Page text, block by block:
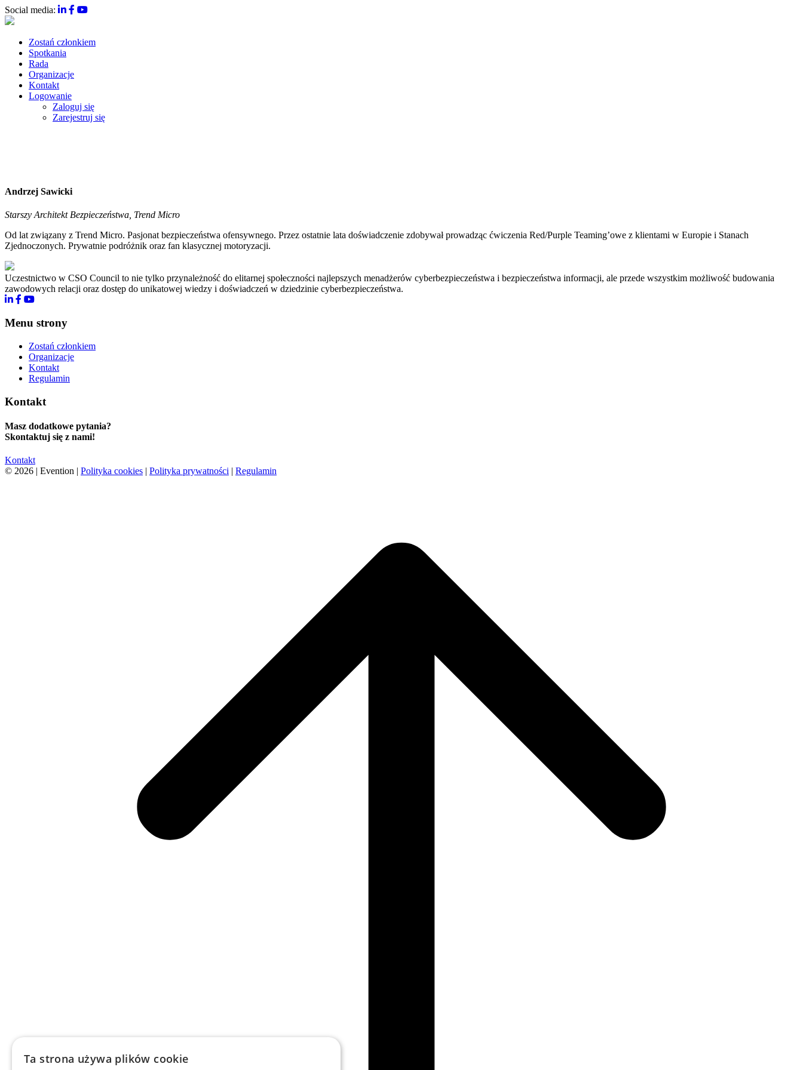
Social media:
Zostań członkiem
Spotkania
Rada
Organizacje
Kontakt
Logowanie
Zaloguj się
Zarejestruj się
Andrzej Sawicki
Starszy Architekt Bezpieczeństwa, Trend Micro
Od lat związany z Trend Micro. Pasjonat bezpieczeństwa ofensywnego. Przez ostatnie lata doświadczenie zdobywał prowadząc ćwiczenia Red/Purple Teaming’owe z klientami w Europie i Stanach
Zjednoczonych. Prywatnie podróżnik oraz fan klasycznej motoryzacji.
Uczestnictwo w CSO Council to nie tylko przynależność do elitarnej społeczności najlepszych menadżerów cyberbezpieczeństwa i bezpieczeństwa informacji, ale przede wszystkim możliwość budowania
zawodowych relacji oraz dostęp do unikatowej wiedzy i doświadczeń w dziedzinie cyberbezpieczeństwa.
Menu strony
Zostań członkiem
Organizacje
Kontakt
Regulamin
Kontakt
Masz dodatkowe pytania?
Skontaktuj się z nami!
Kontakt
© 2026 | Evention | Polityka cookies | Polityka prywatności | Regulamin
Ta strona używa plików cookie